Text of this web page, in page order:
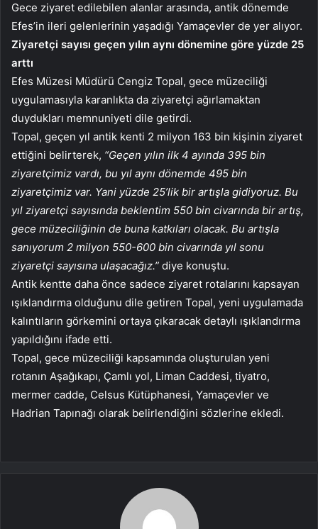
Gece ziyaret edilebilen alanlar arasında, antik dönemde
Efes’in ileri gelenlerinin yaşadığı Yamaçevler de yer alıyor.
Ziyaretçi sayısı geçen yılın aynı dönemine göre yüzde 25
arttı
Efes Müzesi Müdürü Cengiz Topal, gece müzeciliği
uygulamasıyla karanlıkta da ziyaretçi ağırlamaktan
duydukları memnuniyeti dile getirdi.
Topal, geçen yıl antik kenti 2 milyon 163 bin kişinin ziyaret
ettiğini belirterek, “Geçen yılın ilk 4 ayında 395 bin
ziyaretçimiz vardı, bu yıl aynı dönemde 495 bin
ziyaretçimiz var. Yani yüzde 25’lik bir artışla gidiyoruz. Bu
yıl ziyaretçi sayısında beklentim 550 bin civarında bir artış,
gece müzeciliğinin de buna katkıları olacak. Bu artışla
sanıyorum 2 milyon 550-600 bin civarında yıl sonu
ziyaretçi sayısına ulaşacağız.” diye konuştu.
Antik kentte daha önce sadece ziyaret rotalarını kapsayan
ışıklandırma olduğunu dile getiren Topal, yeni uygulamada
kalıntıların görkemini ortaya çıkaracak detaylı ışıklandırma
yapıldığını ifade etti.
Topal, gece müzeciliği kapsamında oluşturulan yeni
rotanın Aşağıkapı, Çamlı yol, Liman Caddesi, tiyatro,
mermer cadde, Celsus Kütüphanesi, Yamaçevler ve
Hadrian Tapınağı olarak belirlendiğini sözlerine ekledi.